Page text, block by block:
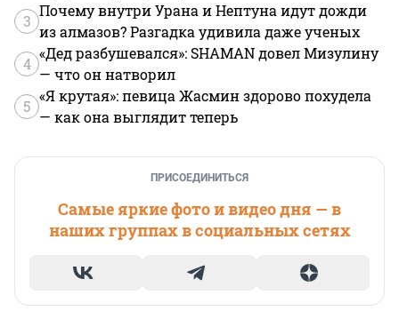
3
Почему внутри Урана и Нептуна идут дожди
из алмазов? Разгадка удивила даже ученых
4
«Дед разбушевался»: SHAMAN довел Мизулину
— что он натворил
5
«Я крутая»: певица Жасмин здорово похудела
— как она выглядит теперь
ПРИСОЕДИНИТЬСЯ
Самые яркие фото и видео дня — в
наших группах в социальных сетях